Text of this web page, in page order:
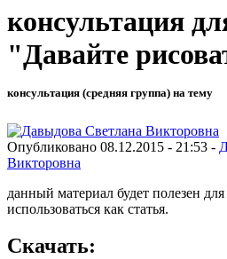
консультация
"Давайте
консультация (средняя группа) на тему
Опубликовано 08.12.2015 - 21:53 -
Викторовна
данный материал будет полезен
использоваться как статья.
Скачать: